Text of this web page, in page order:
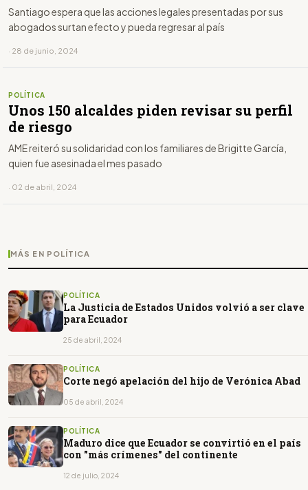
Santiago espera que las acciones legales presentadas por sus
abogados surtan efecto y pueda regresar al país
· 28 de junio, 2024
POLÍTICA
Unos 150 alcaldes piden revisar su perfil
de riesgo
AME reiteró su solidaridad con los familiares de Brigitte García,
quien fue asesinada el mes pasado
· 02 de abril, 2024
MÁS EN POLÍTICA
POLÍTICA
La Justicia de Estados Unidos volvió a ser clave
para Ecuador
25 de abril, 2024
POLÍTICA
Corte negó apelación del hijo de Verónica Abad
05 de abril, 2024
POLÍTICA
Maduro dice que Ecuador se convirtió en el país
con "más crímenes" del continente
12 de julio, 2024